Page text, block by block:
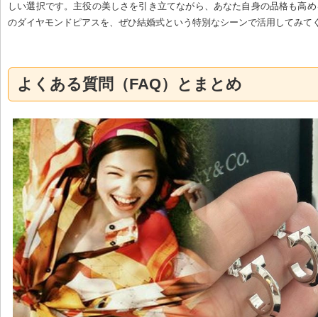
しい選択です。主役の美しさを引き立てながら、あなた自身の品格も高
のダイヤモンドピアスを、ぜひ結婚式という特別なシーンで活用してみて
よくある質問（FAQ）とまとめ